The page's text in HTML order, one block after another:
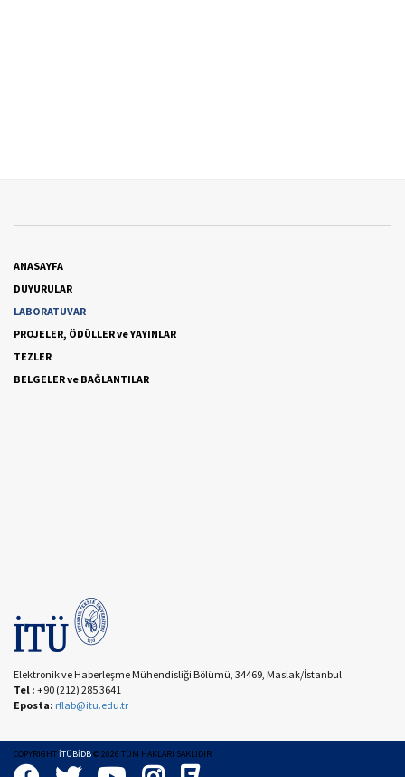
ANASAYFA
DUYURULAR
LABORATUVAR
PROJELER, ÖDÜLLER ve YAYINLAR
TEZLER
BELGELER ve BAĞLANTILAR
Elektronik ve Haberleşme Mühendisliği Bölümü, 34469, Maslak/İstanbul
Tel : +90 (212) 285 3641
Eposta: rflab@itu.edu.tr
COPYRIGHT İTÜBİDB©2026 TÜM HAKLARI SAKLIDIR